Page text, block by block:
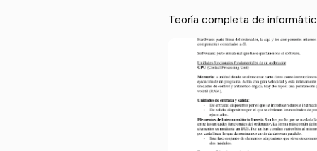
Teoría completa de